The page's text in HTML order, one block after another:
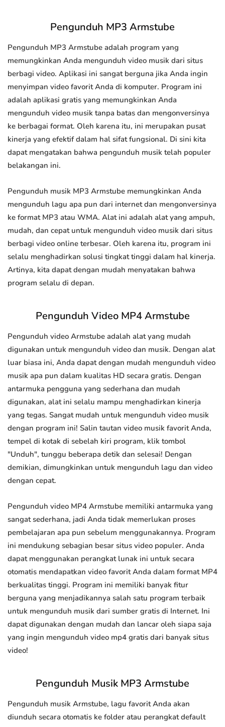
Pengunduh MP3 Armstube
Pengunduh MP3 Armstube adalah program yang
memungkinkan Anda mengunduh video musik dari situs
berbagi video. Aplikasi ini sangat berguna jika Anda ingin
menyimpan video favorit Anda di komputer. Program ini
adalah aplikasi gratis yang memungkinkan Anda
mengunduh video musik tanpa batas dan mengonversinya
ke berbagai format. Oleh karena itu, ini merupakan pusat
kinerja yang efektif dalam hal sifat fungsional. Di sini kita
dapat mengatakan bahwa pengunduh musik telah populer
belakangan ini.
Pengunduh musik MP3 Armstube memungkinkan Anda
mengunduh lagu apa pun dari internet dan mengonversinya
ke format MP3 atau WMA. Alat ini adalah alat yang ampuh,
mudah, dan cepat untuk mengunduh video musik dari situs
berbagi video online terbesar. Oleh karena itu, program ini
selalu menghadirkan solusi tingkat tinggi dalam hal kinerja.
Artinya, kita dapat dengan mudah menyatakan bahwa
program selalu di depan.
Pengunduh Video MP4 Armstube
Pengunduh video Armstube adalah alat yang mudah
digunakan untuk mengunduh video dan musik. Dengan alat
luar biasa ini, Anda dapat dengan mudah mengunduh video
musik apa pun dalam kualitas HD secara gratis. Dengan
antarmuka pengguna yang sederhana dan mudah
digunakan, alat ini selalu mampu menghadirkan kinerja
yang tegas. Sangat mudah untuk mengunduh video musik
dengan program ini! Salin tautan video musik favorit Anda,
tempel di kotak di sebelah kiri program, klik tombol
"Unduh", tunggu beberapa detik dan selesai! Dengan
demikian, dimungkinkan untuk mengunduh lagu dan video
dengan cepat.
Pengunduh video MP4 Armstube memiliki antarmuka yang
sangat sederhana, jadi Anda tidak memerlukan proses
pembelajaran apa pun sebelum menggunakannya. Program
ini mendukung sebagian besar situs video populer. Anda
dapat menggunakan perangkat lunak ini untuk secara
otomatis mendapatkan video favorit Anda dalam format MP4
berkualitas tinggi. Program ini memiliki banyak fitur
berguna yang menjadikannya salah satu program terbaik
untuk mengunduh musik dari sumber gratis di Internet. Ini
dapat digunakan dengan mudah dan lancar oleh siapa saja
yang ingin mengunduh video mp4 gratis dari banyak situs
video!
Pengunduh Musik MP3 Armstube
Pengunduh musik Armstube, lagu favorit Anda akan
diunduh secara otomatis ke folder atau perangkat default